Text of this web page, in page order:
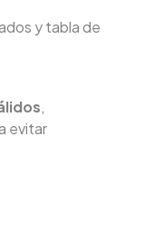
y tabla de
,
evitar